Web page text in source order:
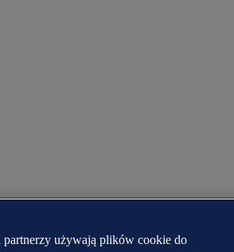
partnerzy używają plików cookie do